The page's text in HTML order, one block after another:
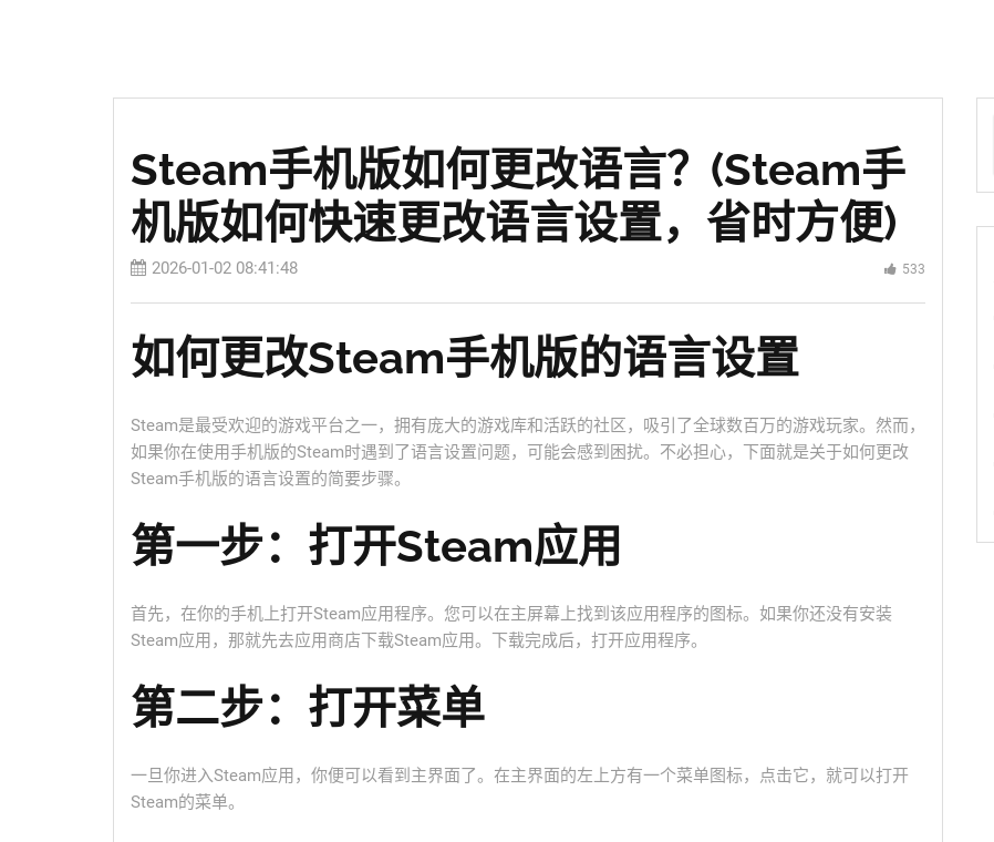
Steam手机版如何更改语言？(Steam手
机版如何快速更改语言设置，省时方便)
2026-01-02 08:41:48 533
如何更改Steam手机版的语言设置
Steam是最受欢迎的游戏平台之一，拥有庞大的游戏库和活跃的社区，吸引了全球数百万的游戏玩家。然而，
如果你在使用手机版的Steam时遇到了语言设置问题，可能会感到困扰。不必担心，下面就是关于如何更改
Steam手机版的语言设置的简要步骤。
第一步：打开Steam应用
首先，在你的手机上打开Steam应用程序。您可以在主屏幕上找到该应用程序的图标。如果你还没有安装
Steam应用，那就先去应用商店下载Steam应用。下载完成后，打开应用程序。
第二步：打开菜单
一旦你进入Steam应用，你便可以看到主界面了。在主界面的左上方有一个菜单图标，点击它，就可以打开
Steam的菜单。